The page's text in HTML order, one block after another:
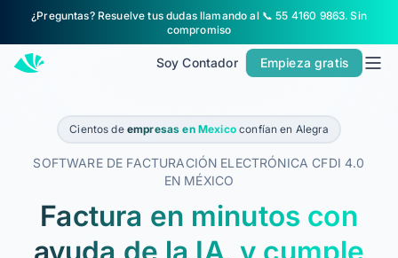
¿Preguntas? Resuelve tus dudas llamando al 📞 55 4160 9863. Sin
compromiso
Soy Contador Empieza gratis
Inicio
Precios
Soy Contador
MÁS SOLUCIONES PARA TU NEGOCIO
Alegra Facturacion
Cientos de empresas en Mexicoconfían en Alegra
SOFTWARE DE FACTURACIÓN ELECTRÓNICA CFDI 4.0
EN MÉXICO
Factura en minutos con